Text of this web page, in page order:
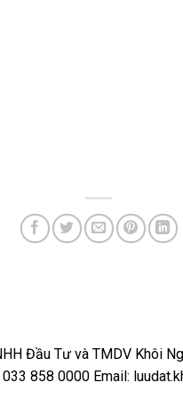
Đầu Tư và TMDV Khôi
858 0000 Email: